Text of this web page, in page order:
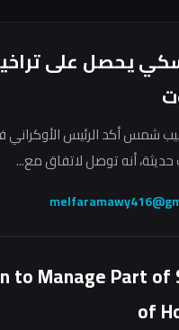
يحصل على
شمس أكد الرئيس الأوكراني
أنه توصل لاتفاق مع...
to Manage Part
of